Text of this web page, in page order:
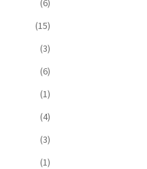
(6)
(15)
(3)
(6)
(1)
(4)
(3)
(1)